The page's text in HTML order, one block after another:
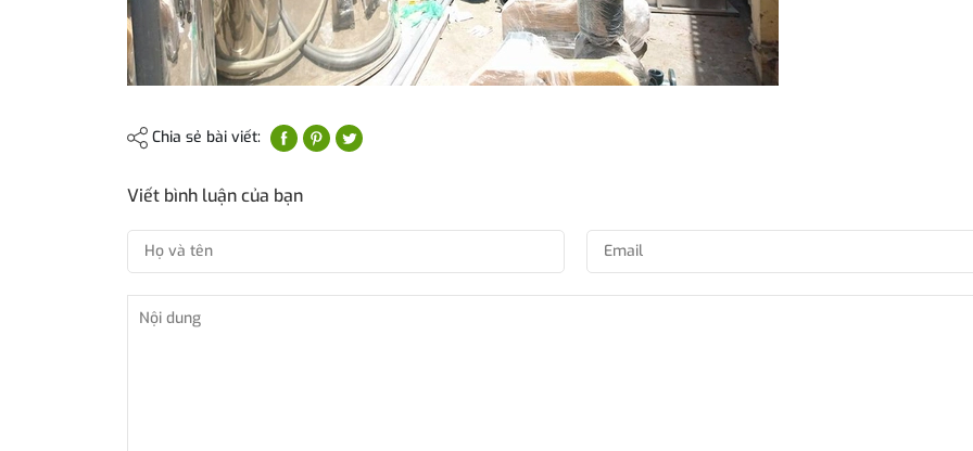
Chia sẻ bài viết:
Viết bình luận của bạn